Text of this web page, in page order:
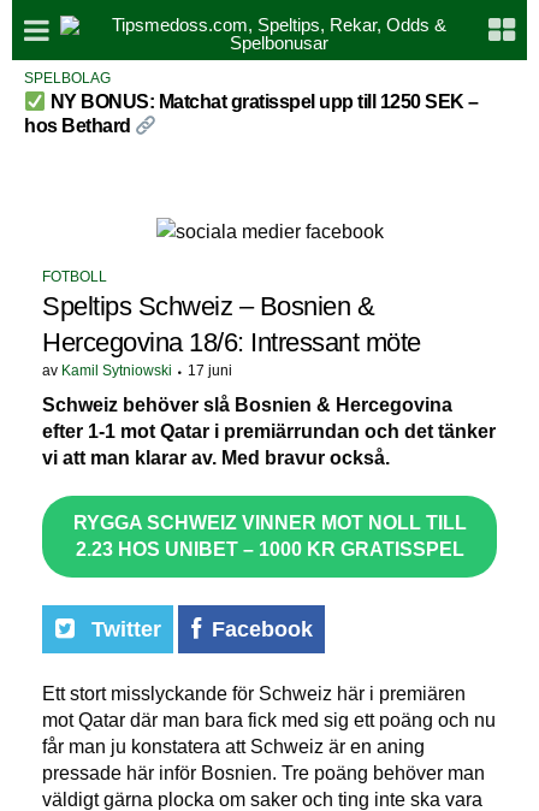
SPELBOLAG
NY BONUS: Matchat gratisspel upp till 1250 SEK –
hos Bethard
FOTBOLL
Speltips Schweiz – Bosnien &
Hercegovina 18/6: Intressant möte
av Kamil Sytniowski 17 juni
Schweiz behöver slå Bosnien & Hercegovina
efter 1-1 mot Qatar i premiärrundan och det tänker
vi att man klarar av. Med bravur också.
RYGGA SCHWEIZ VINNER MOT NOLL TILL
2.23 HOS UNIBET – 1000 KR GRATISSPEL
Twitter Facebook
Ett stort misslyckande för Schweiz här i premiären
mot Qatar där man bara fick med sig ett poäng och nu
får man ju konstatera att Schweiz är en aning
pressade här inför Bosnien. Tre poäng behöver man
väldigt gärna plocka om saker och ting inte ska vara